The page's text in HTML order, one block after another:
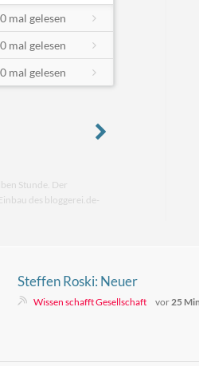
0 mal gelesen
0 mal gelesen
0 mal gelesen
Stunde. Der
des bloggerei.de-
Steffen Roski: Neuer
Geschichtsunterricht in der
Wissen schafft Gesellschaft vor 25